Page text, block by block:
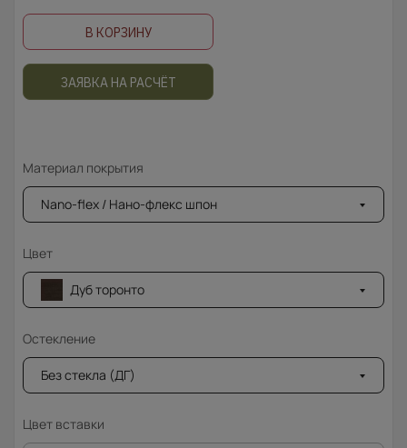
В КОРЗИНУ
ЗАЯВКА НА РАСЧЁТ
Материал покрытия
Nano-flex / Нано-флекс шпон
Цвет
Дуб торонто
Остекление
Без стекла (ДГ)
Цвет вставки